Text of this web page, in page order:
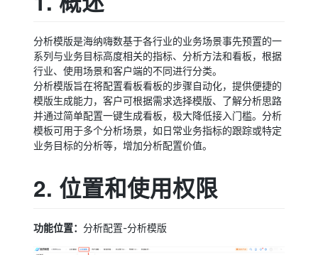
分析模版是海纳嗨数基于各行业的业务场景事先预置的一
系列与业务目标高度相关的指标、分析方法和看板，根据
行业、使用场景和客户端的不同进行分类。
分析模版旨在将配置看板看板的步骤自动化，提供便捷的
模版生成能力，客户可根据需求选择模版、了解分析思路
并通过简单配置一键生成看板，极大降低接入门槛。分析
模板可用于多个分析场景，如日常业务指标的跟踪或特定
业务目标的分析等，增加分析配置价值。
2. 位置和使用权限
功能位置：分析配置-分析模版